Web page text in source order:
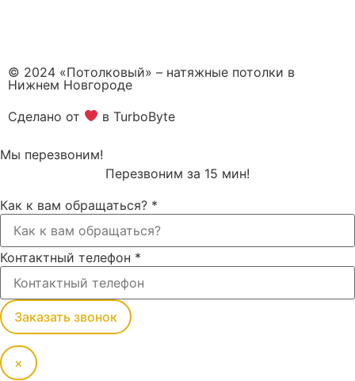
© 2024 «Потолковый» – натяжные потолки в
Нижнем Новгороде
Сделано от
в TurboByte
Мы перезвоним!
Перезвоним за 15 мин!
Как к вам обращаться? *
Контактный телефон *
Заказать звонок
×